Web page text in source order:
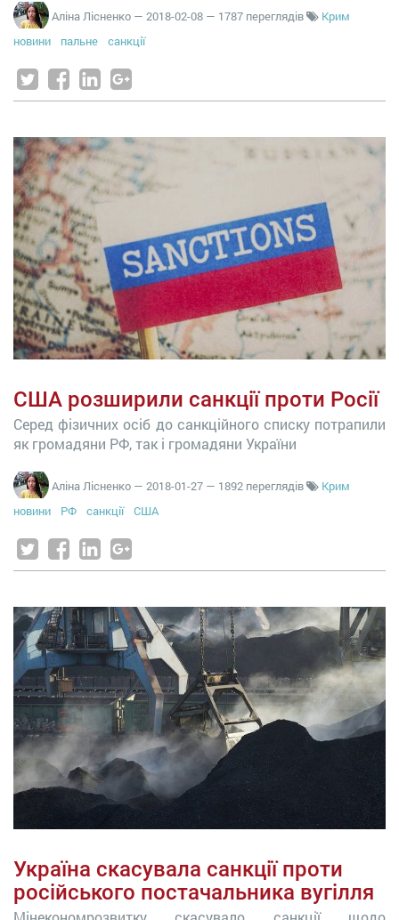
Аліна Лісненко — 2018-02-08 — 1787 переглядів
Крим
новини
пальне санкції
США розширили санкції проти Росії
Серед фізичних осіб до санкційного списку потрапили
як громадяни РФ, так і громадяни України
Аліна Лісненко — 2018-01-27 — 1892 переглядів
Крим
новини
РФ санкції США
Україна скасувала санкції проти
російського постачальника вугілля